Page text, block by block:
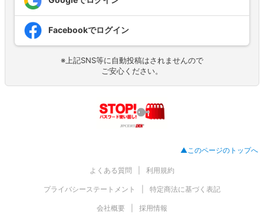
Facebookでログイン
※上記SNS等に自動投稿はされませんので
ご安心ください。
▲このページのトップへ
よくある質問 利用規約
プライバシーステートメント 特定商法に基づく表記
会社概要 採用情報